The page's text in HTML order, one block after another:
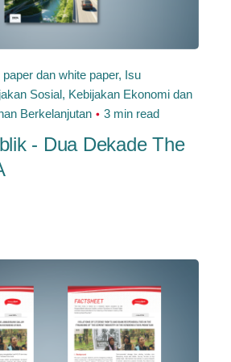
dan white paper Isu
Sosial Kebijakan Ekonomi dan
Berkelanjutan 3 min read
- Dua Dekade The